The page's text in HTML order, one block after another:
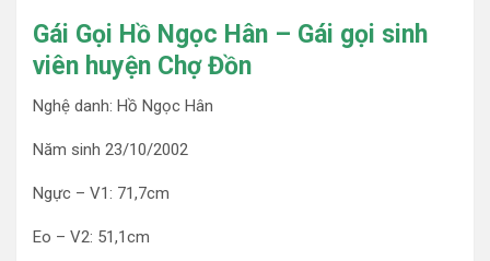
Gái Gọi Hồ Ngọc Hân – Gái gọi sinh
viên huyện Chợ Đồn
Nghệ danh: Hồ Ngọc Hân
Năm sinh 23/10/2002
Ngực – V1: 71,7cm
Eo – V2: 51,1cm